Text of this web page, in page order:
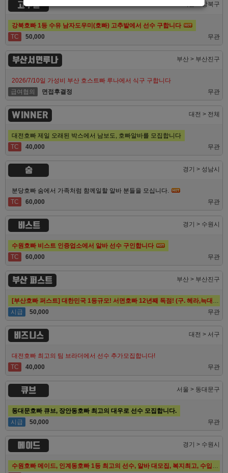
고추밭 서울 > 강북구
강북호빠 1등 수유 남자도우미(호빠) 고추밭에서 선수 구합니다
TC
50,000 무관
부산서면루나 부산 > 부산진구
2026/7/10일 가성비 부산 호스트빠 루나에서 식구 구합니다
급여협의
면접후결정 무관
WINNER 대전 > 전체
대전호빠 제일 오래된 박스에서 남보도, 호빠알바를 모집합니다
TC
40,000 무관
숨 경기 > 성남시
분당호빠 숨에서 가족처럼 함께일할 알바 분들을 모십니다.
TC
60,000 무관
비스트 경기 > 수원시
수원호빠 비스트 인증업소에서 알바 선수 구인합니다
TC
60,000 무관
부산 퍼스트 부산 > 부산진구
[부산호빠 퍼스트] 대한민국 1등규모! 서면호빠 12년째 독점! (구. 헤라,늑대,썸,버드)
시급
50,000 무관
비즈니스 대전 > 서구
대전호빠 최고의 팀 브라더에서 선수 추가모집합니다!
TC
40,000 무관
큐브 서울 > 동대문구
동대문호빠 큐브, 장안동호빠 최고의 대우로 선수 모집합니다.
시급
50,000 무관
메이드 경기 > 수원시
수원호빠 메이드, 인계동호빠 1등 최고의 선수, 알바 대모집, 복지최고, 수입최고